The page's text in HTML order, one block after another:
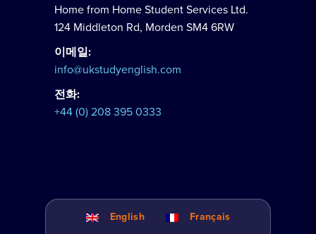
Home from Home Student Services Ltd.
124 Middleton Rd, Morden SM4 6RW
이메일:
info@ukstudyenglish.com
전화:
+44 (0) 208 395 0333
English
Français